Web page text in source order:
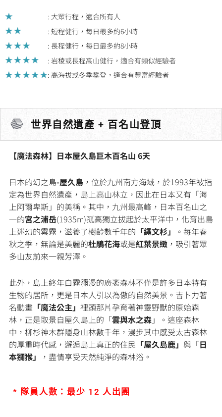
: 大眾行程，適合所有人
: 短程健行，每日最多約6小時
: 長程健行，每日最多約8小時
: 岩稜或長程高山健行，適合有類似經驗者
: 高海拔或冬季攀登，適合有豐富經驗者
世界自然遺產 + 百名山登頂
【魔法森林】日本屋久島巨木百名山 6天
日本的幻之島-屋久島 ，位於九州南方海域，於1993年被指
定為世界自然遺產，島上高山林立，因此在日本又有「海
上阿爾卑斯」的美稱。其中，九州最高峰，日本百名山之
一的宮之浦岳(1935m)孤高獨立拔起於太平洋中，化育出島
上迷幻的雲霧，滋養了樹齡數千年的 「繩文杉」
。每年春
秋之季，無論是美麗的杜鵑花海或是紅葉景緻 ，吸引著眾
多山友前來一親芳澤。
此外，島上終年白霧瀰漫的廣袤森林不僅是許多日本特有
生物的居所，更是日本人引以為傲的自然美景。吉卜力著
名動畫 「魔法公主」 裡頭那片孕育著神靈野獸的原始森
林，正是取景自屋久島上的「雲與水之森」。這座森林
中，柳杉神木群隱身山林數千年，漫步其中感受太古森林
的厚重時代感，邂逅島上真正的住民 「屋久島鹿」 與「日
本獼猴」
，盡情享受天然純淨的森林浴。
* 隊員人數：最少 12 人出團